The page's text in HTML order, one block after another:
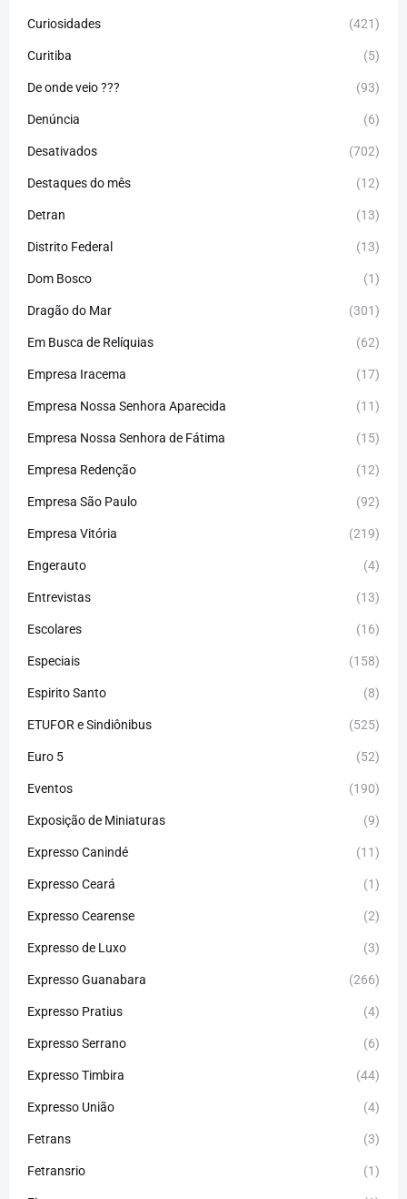
Curiosidades (421)
Curitiba (5)
De onde veio ??? (93)
Denúncia (6)
Desativados (702)
Destaques do mês (12)
Detran (13)
Distrito Federal (13)
Dom Bosco (1)
Dragão do Mar (301)
Em Busca de Relíquias (62)
Empresa Iracema (17)
Empresa Nossa Senhora Aparecida (11)
Empresa Nossa Senhora de Fátima (15)
Empresa Redenção (12)
Empresa São Paulo (92)
Empresa Vitória (219)
Engerauto (4)
Entrevistas (13)
Escolares (16)
Especiais (158)
Espirito Santo (8)
ETUFOR e Sindiônibus (525)
Euro 5 (52)
Eventos (190)
Exposição de Miniaturas (9)
Expresso Canindé (11)
Expresso Ceará (1)
Expresso Cearense (2)
Expresso de Luxo (3)
Expresso Guanabara (266)
Expresso Pratius (4)
Expresso Serrano (6)
Expresso Timbira (44)
Expresso União (4)
Fetrans (3)
Fetransrio (1)